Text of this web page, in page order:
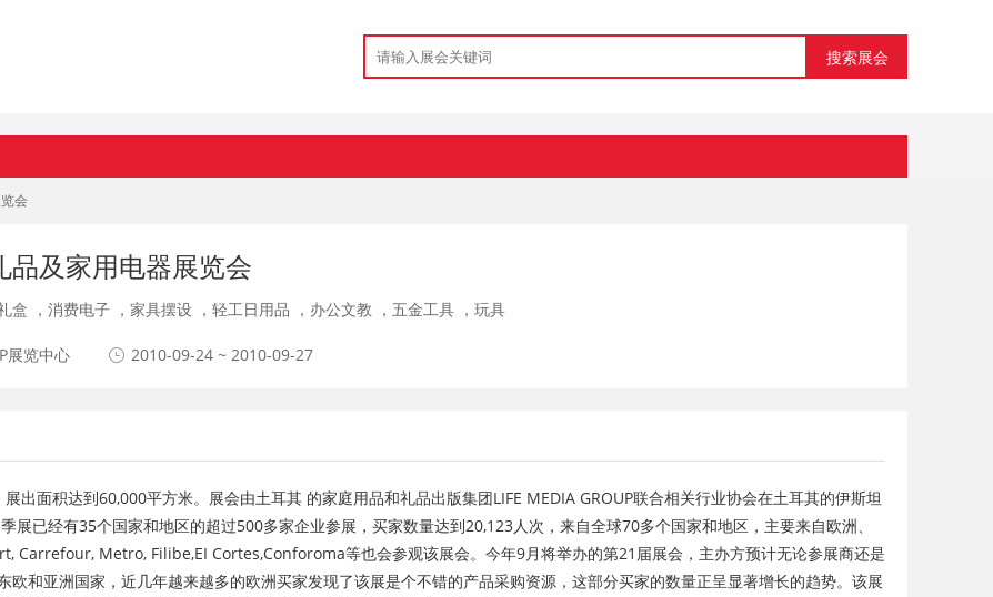
搜索展会
会
及家用电器展览会
盒 ， 消费电子 ， 家具摆设 ， 轻工日用品 ， 办公文教 ， 五金工具 ， 玩具
展览中心 2010-09-24 ~ 2010-09-27
面积达到60,000平方米。展会由土耳其 的家庭用品和礼品出版集团LIFE MEDIA GROUP联合相关行业协会在土耳其的伊斯坦
已经有35个国家和地区的超过500多家企业参展，买家数量达到20,123人次，来自全球70多个国家和地区，主要来自欧洲、
Carrefour, Metro, Filibe,EI Cortes,Conforoma等也会参观该展会。今年9月将举办的第21届展会，主办方预计无论参展商还是
和亚洲国家，近几年越来越多的欧洲买家发现了该展是个不错的产品采购资源，这部分买家的数量正呈显著增长的趋势。该展